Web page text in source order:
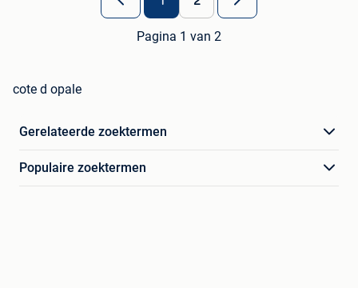
Pagina 1 van 2
cote d opale
Gerelateerde zoektermen
Populaire zoektermen